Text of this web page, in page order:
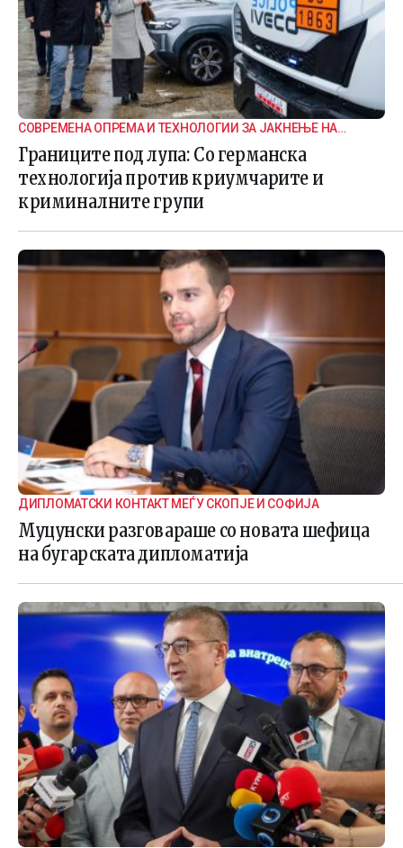
СОВРЕМЕНА ОПРЕМА И ТЕХНОЛОГИИ ЗА ЈАКНЕЊЕ НА
ГРАНИЧНАТА БЕЗБЕДНОСТ
Границите под лупа: Со германска
технологија против криумчарите и
криминалните групи
ДИПЛОМАТСКИ КОНТАКТ МЕЃУ СКОПЈЕ И СОФИЈА
Муцунски разговараше со новата шефица
на бугарската дипломатија